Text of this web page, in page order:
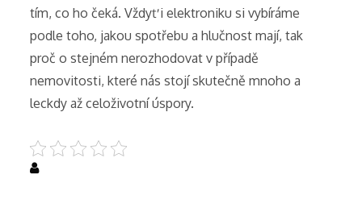
tím, co ho čeká. Vždyť i elektroniku si vybíráme
podle toho, jakou spotřebu a hlučnost mají, tak
proč o stejném nerozhodovat v případě
nemovitosti, které nás stojí skutečně mnoho a
leckdy až celoživotní úspory.